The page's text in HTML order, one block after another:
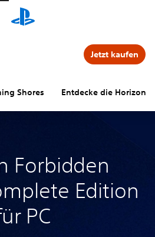
Shores Entdecke die Horizon-
Jetzt kaufen
Forbidden
Edition
PC